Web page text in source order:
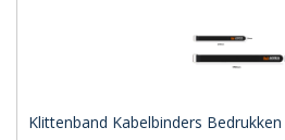
Klittenband Kabelbinders